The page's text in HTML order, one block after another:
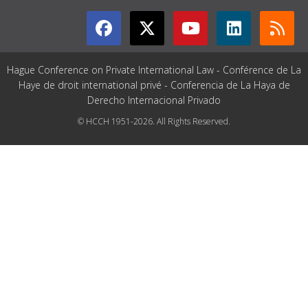
Hague Conference on Private International Law - Conférence de La
Haye de droit international privé - Conferencia de La Haya de
Derecho Internacional Privado
© HCCH 1951-2026. All Rights Reserved.